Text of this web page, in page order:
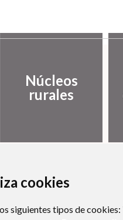
cookies
siguientes tipos de cookies:
Núcleos
rurales